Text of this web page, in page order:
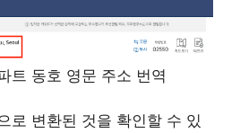
트 동호 영문 주소 번역
로 변환된 것을 확인할 수 있